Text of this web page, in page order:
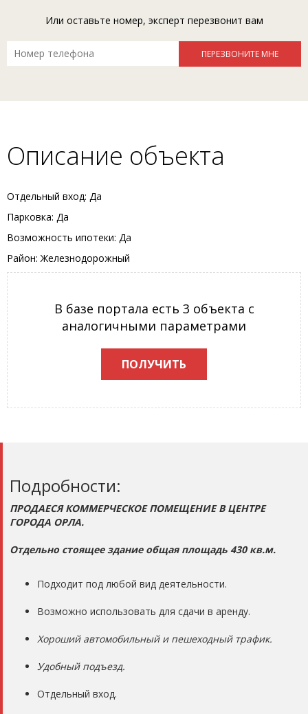
Или оставьте номер, эксперт перезвонит вам
Описание объекта
Отдельный вход: Да
Парковка: Да
Возможность ипотеки: Да
Район: Железнодорожный
В базе портала есть 3 объекта с
аналогичными параметрами
ПОЛУЧИТЬ
Подробности:
ПРОДАЕСЯ КОММЕРЧЕСКОЕ ПОМЕЩЕНИЕ В ЦЕНТРЕ
ГОРОДА ОРЛА.
Отдельно стоящее здание общая площадь 430 кв.м.
Подходит под любой вид деятельности.
Возможно использовать для сдачи в аренду.
Хороший автомобильный и пешеходный трафик.
Удобный подъезд.
Отдельный вход.